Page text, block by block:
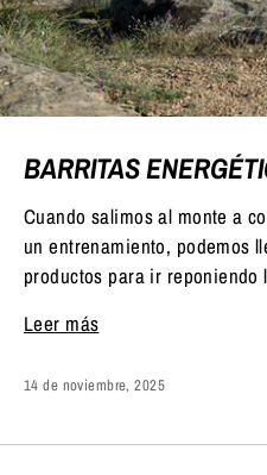
BARRITAS
Cuando salimos al monte a
un entrenamiento, podemos
productos para ir reponiendo
Leer más
14 de noviembre, 2025